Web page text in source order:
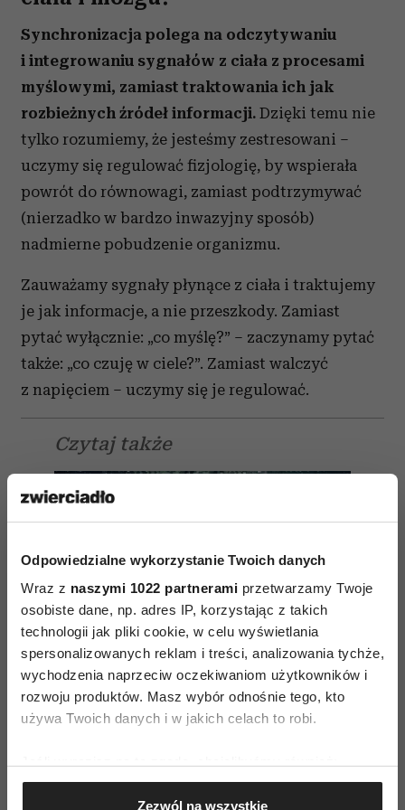
Odpowiedzialne wykorzystanie Twoich danych
Wraz z naszymi 1022 partnerami przetwarzamy Twoje
osobiste dane, np. adres IP, korzystając z takich
technologii jak pliki cookie, w celu wyświetlania
spersonalizowanych reklam i treści, analizowania tychże,
wychodzenia naprzeciw oczekiwaniom użytkowników i
rozwoju produktów. Masz wybór odnośnie tego, kto
używa Twoich danych i w jakich celach to robi.
Gromadzić dane dotyczące Twojej lokalizacji
Zezwól na wszystkie
Synchronizacja polega na odczytywaniu
i integrowaniu sygnałów z ciała z procesami
myślowymi, zamiast traktowania ich jak
rozbieżnych źródeł informacji. Dzięki temu nie
tylko rozumiemy, że jesteśmy zestresowani –
uczymy się regulować fizjologię, by wspierała
powrót do równowagi, zamiast podtrzymywać
(nierzadko w bardzo inwazyjny sposób)
nadmierne pobudzenie organizmu.
Zauważamy sygnały płynące z ciała i traktujemy
je jak informacje, a nie przeszkody. Zamiast
pytać wyłącznie: „co myślę?” – zaczynamy pytać
także: „co czuję w ciele?”. Zamiast walczyć
z napięciem – uczymy się je regulować.
Czytaj także
Głowa nie chce się wyłączyć?
Psycholog zdradza 3 sposoby, by